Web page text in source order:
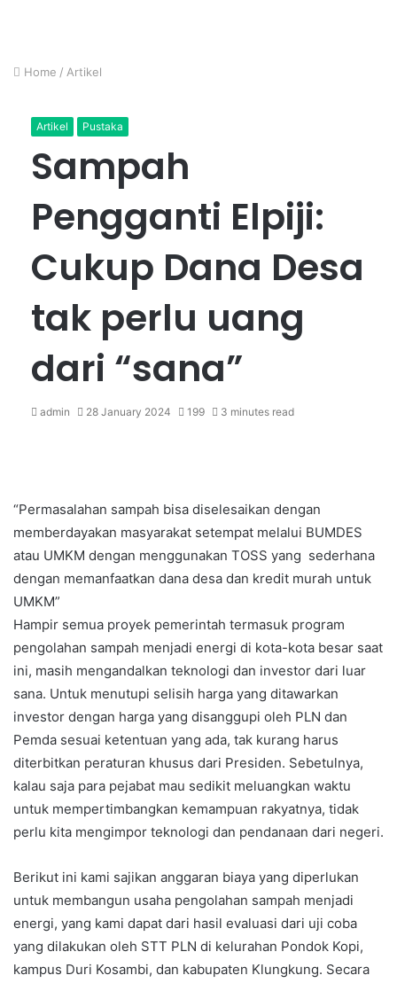
Home / Artikel
Artikel Pustaka
Sampah
Pengganti Elpiji:
Cukup Dana Desa
tak perlu uang
dari “sana”
admin 28 January 2024 199 3 minutes read
“Permasalahan sampah bisa diselesaikan dengan
memberdayakan masyarakat setempat melalui BUMDES
atau UMKM dengan menggunakan TOSS yang sederhana
dengan memanfaatkan dana desa dan kredit murah untuk
UMKM”
Hampir semua proyek pemerintah termasuk program
pengolahan sampah menjadi energi di kota-kota besar saat
ini, masih mengandalkan teknologi dan investor dari luar
sana. Untuk menutupi selisih harga yang ditawarkan
investor dengan harga yang disanggupi oleh PLN dan
Pemda sesuai ketentuan yang ada, tak kurang harus
diterbitkan peraturan khusus dari Presiden. Sebetulnya,
kalau saja para pejabat mau sedikit meluangkan waktu
untuk mempertimbangkan kemampuan rakyatnya, tidak
perlu kita mengimpor teknologi dan pendanaan dari negeri.
Berikut ini kami sajikan anggaran biaya yang diperlukan
untuk membangun usaha pengolahan sampah menjadi
energi, yang kami dapat dari hasil evaluasi dari uji coba
yang dilakukan oleh STT PLN di kelurahan Pondok Kopi,
kampus Duri Kosambi, dan kabupaten Klungkung. Secara